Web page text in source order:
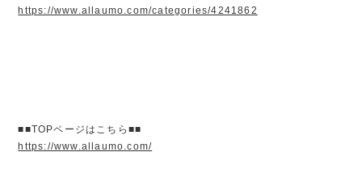
https://www.allaumo.com/categories/4241862
■■TOPページはこちら■■
https://www.allaumo.com/